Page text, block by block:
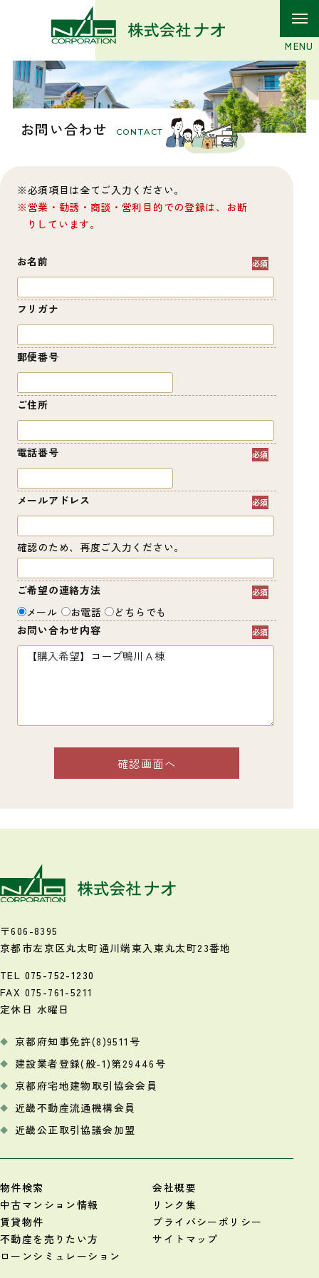
お問い合わせ CONTACT
必須項目は全てご入力ください。
営業・勧誘・商談・営利目的での登録は、お断
りしています。
お名前
フリガナ
郵便番号
ご住所
電話番号
メールアドレス
確認のため、再度ご入力ください。
ご希望の連絡方法
メール
お電話
どちらでも
お問い合わせ内容
〒606-8395
京都市左京区丸太町通川端東入 東丸太町23番地
TEL 075-752-1230
FAX 075-761-5211
定休日 水曜日
京都府知事免許(8)9511号
建設業者登録(般-1)第29446号
京都府宅地建物取引協会会員
近畿不動産流通機構会員
近畿公正取引協議会加盟
物件検索
中古マンション情報
賃貸物件
不動産を売りたい方
ローンシミュレーション
会社概要
リンク集
プライバシーポリシー
サイトマップ